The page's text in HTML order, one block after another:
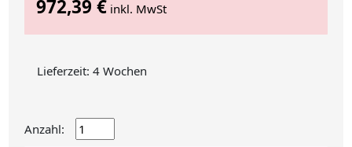
972,39 € inkl. MwSt
Lieferzeit: 4 Wochen
Anzahl: